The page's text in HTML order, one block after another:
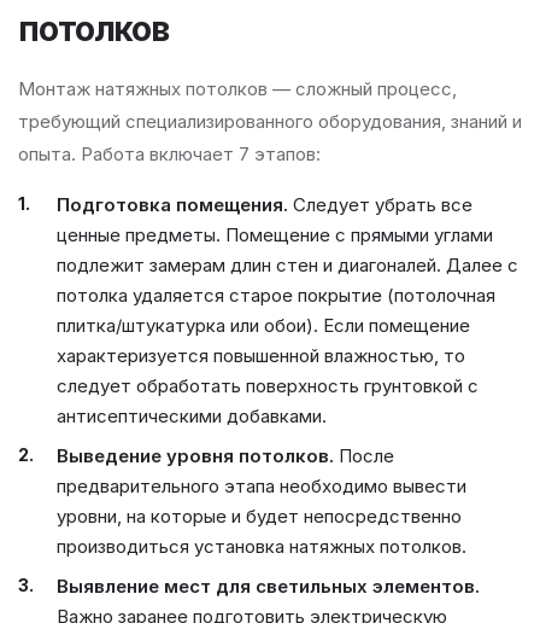
потолков
Монтаж натяжных потолков — сложный процесс,
требующий специализированного оборудования, знаний и
опыта. Работа включает 7 этапов:
Подготовка помещения. Следует убрать все
ценные предметы. Помещение с прямыми углами
подлежит замерам длин стен и диагоналей. Далее с
потолка удаляется старое покрытие (потолочная
плитка/штукатурка или обои). Если помещение
характеризуется повышенной влажностью, то
следует обработать поверхность грунтовкой с
антисептическими добавками.
Выведение уровня потолков. После
предварительного этапа необходимо вывести
уровни, на которые и будет непосредственно
производиться установка натяжных потолков.
Выявление мест для светильных элементов.
Важно заранее подготовить электрическую